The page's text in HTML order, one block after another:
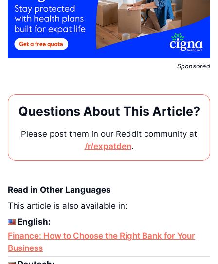
Sponsored
Questions About This Article?
Please post them in our Reddit community at
/r/expatden.
Read in Other Languages
This article is also available in:
English:
Finance: How to Choose the Right Bank for Your
Business